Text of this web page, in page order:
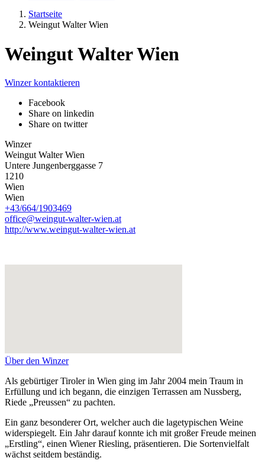
Startseite
Weingut Walter Wien
Weingut Walter Wien
Winzer kontaktieren
Facebook
Share on linkedin
Share on twitter
Winzer
Weingut Walter Wien
Untere Jungenberggasse 7
1210
Wien
Wien
+43/664/1903469
office@weingut-walter-wien.at
http://www.weingut-walter-wien.at
Über den Winzer
Als gebürtiger Tiroler in Wien ging im Jahr 2004 mein Traum in
Erfüllung und ich begann, die einzigen Terrassen am Nussberg,
Riede „Preussen“ zu pachten.
Ein ganz besonderer Ort, welcher auch die lagetypischen Weine
widerspiegelt. Ein Jahr darauf konnte ich mit großer Freude meinen
„Erstling“, einen Wiener Riesling, präsentieren. Die Sortenvielfalt
wächst seitdem beständig.